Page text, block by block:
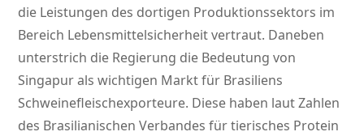
die Leistungen des dortigen Produktionssektors im
Bereich Lebensmittelsicherheit vertraut. Daneben
unterstrich die Regierung die Bedeutung von
Singapur als wichtigen Markt für Brasiliens
Schweinefleischexporteure. Diese haben laut Zahlen
des Brasilianischen Verbandes für tierisches Protein